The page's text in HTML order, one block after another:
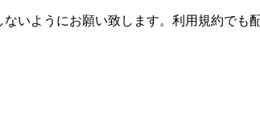
いようにお願い致します。利用規約でも